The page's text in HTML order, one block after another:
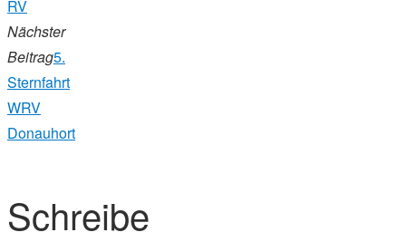
RV
Nächster
Beitrag5.
Sternfahrt
WRV
Donauhort
Schreibe